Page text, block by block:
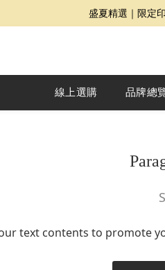
夏日提案 3 件再
盛夏精選｜限定
線上選購 品牌總
text contents to promote